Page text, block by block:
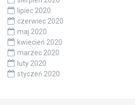
lipiec 2020
czerwiec 2020
maj 2020
kwiecień 2020
marzec 2020
luty 2020
styczeń 2020